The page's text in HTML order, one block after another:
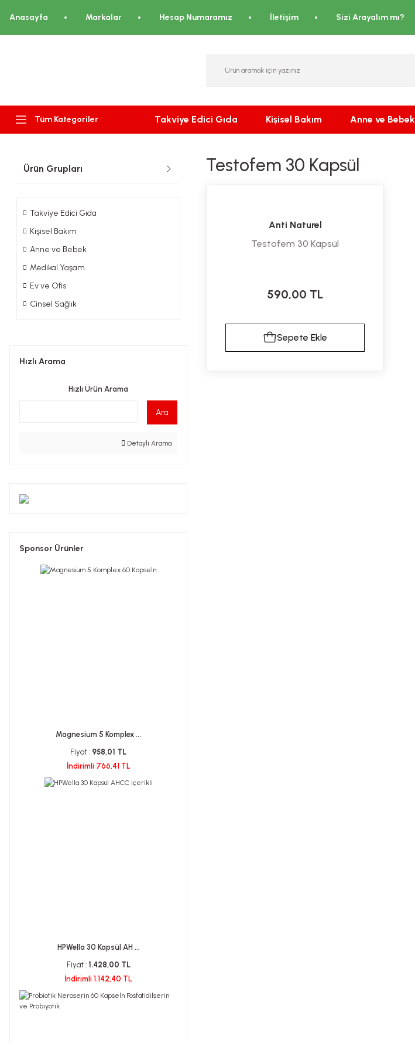
Anasayfa Markalar Hesap Numaramız İletişim Sizi Arayalım mı?
Tüm Kategoriler Takviye Edici Gıda Kişisel Bakım Anne ve Bebek
Ürün Grupları
Takviye Edici Gıda
Kişisel Bakım
Anne ve Bebek
Medikal Yaşam
Ev ve Ofis
Cinsel Sağlık
Hızlı Arama
Hızlı Ürün Arama
Ara
Detaylı Arama
Sponsor Ürünler
Magnesium 5 Komplex ...
Fiyat : 958,01 TL
İndirimli 766,41 TL
HPWella 30 Kapsül AH ...
Fiyat : 1.428,00 TL
İndirimli 1.142,40 TL
Testofem 30 Kapsül
Anti Naturel
Testofem 30 Kapsül
590,00 TL
Sepete Ekle